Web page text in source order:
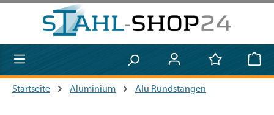
Zum Hauptinhalt springen
Startseite Aluminium Alu Rundstangen